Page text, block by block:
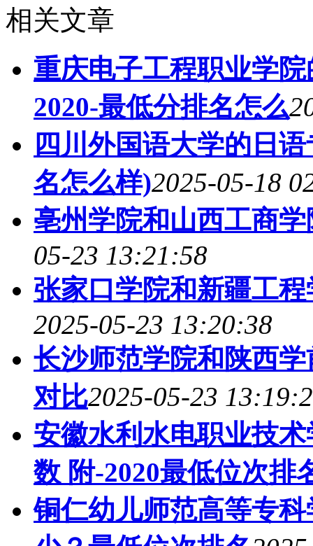
相关文章
重庆电子工程职业学
2020-最低分排名怎么
四川外国语大学的日
名怎么样)2025-05-18
亳州学院和山西工商
05-23 13:21:58
张家口学院和新疆工
2025-05-23 13:20:38
长沙师范学院和陕西
对比2025-05-23
安徽水利水电职业技
数 附-2020最低位次排
铜仁幼儿师范高等专